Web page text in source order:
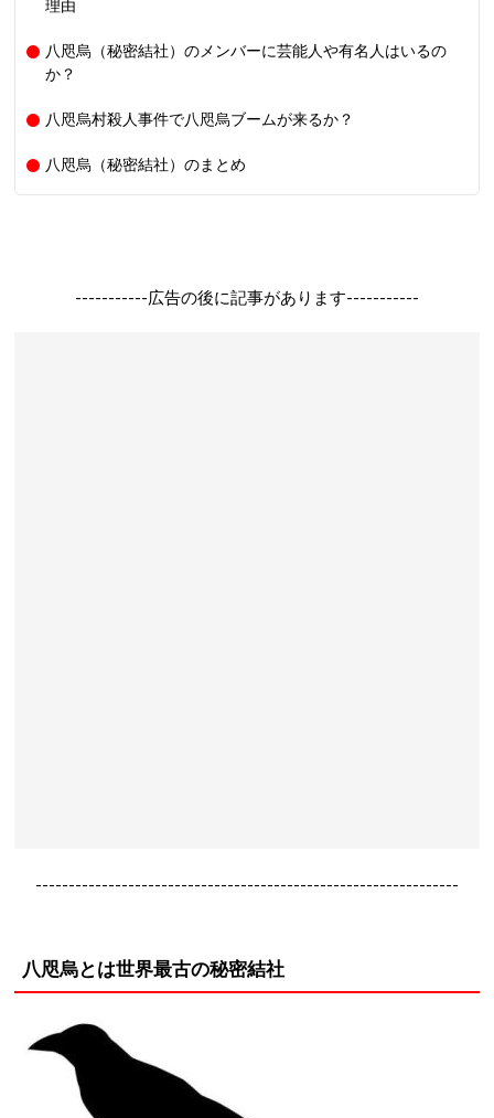
理由
八咫烏（秘密結社）のメンバーに芸能人や有名人はいるの
か？
八咫烏村殺人事件で八咫烏ブームが来るか？
八咫烏（秘密結社）のまとめ
-----------広告の後に記事があります-----------
----------------------------------------------------------------
八咫烏とは世界最古の秘密結社